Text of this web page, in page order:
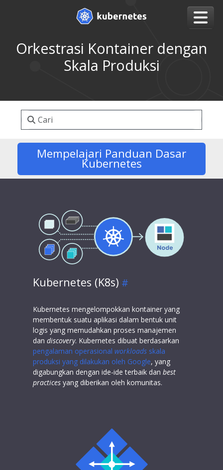
Orkestrasi Kontainer dengan
Skala Produksi
Mempelajari Panduan Dasar
Kubernetes
Kubernetes (K8s)
Kubernetes mengelompokkan kontainer yang
membentuk suatu aplikasi dalam bentuk unit
logis yang memudahkan proses manajemen
dandiscovery. Kubernetes dibuat berdasarkan
pengalaman operasionalworkloads skala
produksi yang dilakukan oleh Google, yang
digabungkan dengan ide-ide terbaik danbest
practices yang diberikan oleh komunitas.